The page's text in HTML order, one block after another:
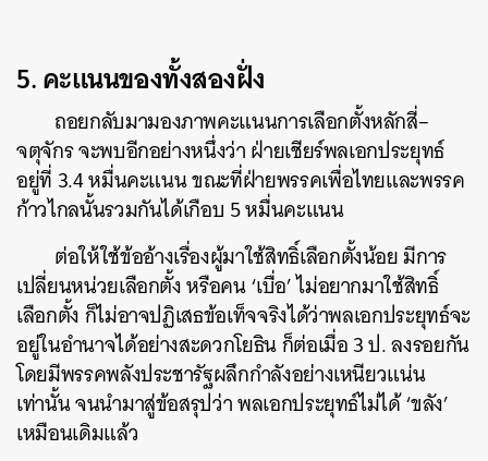
5. คะแนนของทั้งสองฝั่ง
ถอยกลับมามองภาพคะแนนการเลือกตั้งหลักสี่–
จตุจักร จะพบอีกอย่างหนึ่งว่า ฝ่ายเชียร์พลเอกประยุทธ์
อยู่ที่ 3.4หมื่นคะแนน ขณะที่ฝ่ายพรรคเพื่อไทยและพรรค
ก้าวไกลนั้นรวมกันได้เกือบ 5หมื่นคะแนน
ต่อให้ใช้ข้ออ้างเรื่องผู้มาใช้สิทธิ์เลือกตั้งน้อย มีการ
เปลี่ยนหน่วยเลือกตั้ง หรือคน‘เบื่อ’ไม่อยากมาใช้สิทธิ์
เลือกตั้ง ก็ไม่อาจปฏิเสธข้อเท็จจริงได้ว่าพลเอกประยุทธ์จะ
อยู่ในอำนาจได้อย่างสะดวกโยธิน ก็ต่อเมื่อ3ป. ลงรอยกัน
โดยมีพรรคพลังประชารัฐผลึกกำลังอย่างเหนียวแน่น
เท่านั้น จนนำมาสู่ข้อสรุปว่า พลเอกประยุทธ์ไม่ได้‘ขลัง’
เหมือนเดิมแล้ว